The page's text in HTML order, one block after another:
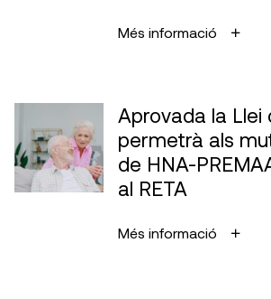
Més informació
Aprovada la Llei
permetrà als
de HNA-
al RETA
Més informació